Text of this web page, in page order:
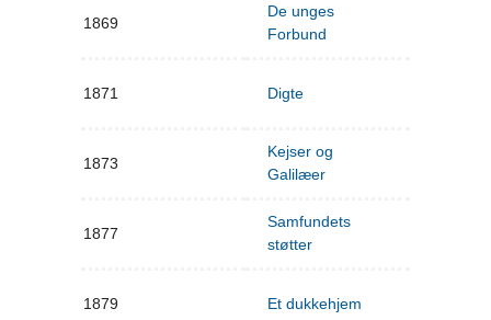
1869
De unges
Forbund
1871 Digte
1873
Kejser og
Galilæer
1877
Samfundets
støtter
1879 Et dukkehjem